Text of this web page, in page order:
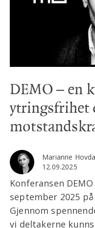
DEMO – en
ytringsfrihet
Marianne
12.09.2025
Konferansen
september 2025
Gjennom
vi deltakerne